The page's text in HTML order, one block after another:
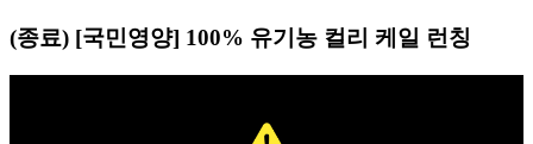
(종료) [국민영양] 100% 유기농 컬리 케일 런칭